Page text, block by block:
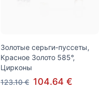
Золотые серьги-пуссеты,
Красное Золото 585°,
Цирконы
123.10 € 104.64 €